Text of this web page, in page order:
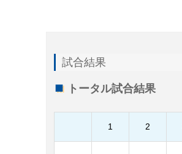
試合結果
トータル試合結果
1 2